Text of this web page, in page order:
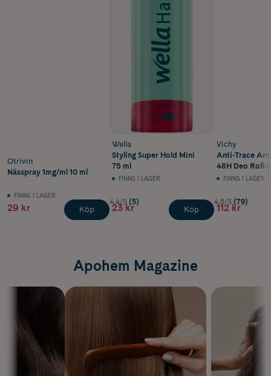
Otrivin
Nässpray 1mg/ml 10 ml
FINNS I LAGER
29 kr Köp
Wella
Styling Super Hold Mini
75 ml
FINNS I LAGER
4.4/5 (5)
23 kr Köp
Vichy
Anti-Trace
48H Deo Roll-
FINNS I LAGER
4.8/5 (79)
112 kr
Apohem Magazine